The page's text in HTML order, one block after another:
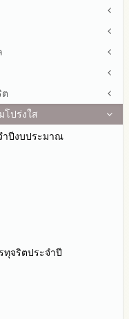
าม
นวทางส่งเสริมความ
านเขตพื้นที่การศึกษา
านและการใช้งบประมาณ
หน้าที่
บผู้รับบริการหรือผู้มา
น์ (E-Service)
สดุรายเดือน ประจำ
.ศ. 2568
าทรัพยากรบุคลล ประจำ
ากรบุคคลประจำ
ริยธรรม
รทุจริตและประพฤติมิชอบ
ะประพฤติมิชอบ
ประพฤติมิชอบ ประจำ
นินงานปีงบประมาณ
จากการปฏิบัติหน้าที่ และ
การรับ ทรัพย์สินหรือประ
กงานของรัฐ
ตพื้นที่การศึกษา ประจำ
ารจัดการความเสี่ยงการ
ระจำงบประมาณ
ปร่งใส
ำปีงบประมาณ
ทุจริตประจำปี